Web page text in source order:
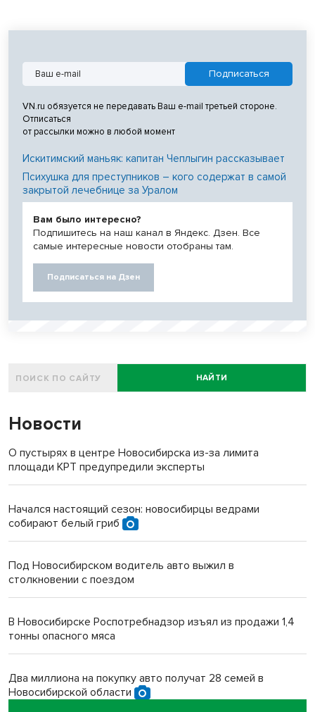
VN.ru обязуется не передавать Ваш e-mail третьей стороне.
Отписаться
от рассылки можно в любой момент
Искитимский маньяк: капитан Чеплыгин рассказывает
Психушка для преступников – кого содержат в самой
закрытой лечебнице за Уралом
Вам было интересно?
Подпишитесь на наш канал в Яндекс. Дзен. Все
самые интересные новости отобраны там.
Подписаться на Дзен
НАЙТИ
Новости
О пустырях в центре Новосибирска из-за лимита
площади КРТ предупредили эксперты
Начался настоящий сезон: новосибирцы ведрами
собирают белый гриб
Под Новосибирском водитель авто выжил в
столкновении с поездом
В Новосибирске Роспотребнадзор изъял из продажи 1,4
тонны опасного мяса
Два миллиона на покупку авто получат 28 семей в
Новосибирской области